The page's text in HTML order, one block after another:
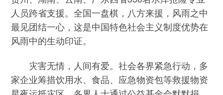
人员跨省支援。全国一盘棋，八方来援，风雨之中
最见团结一心，这是中国特色社会主义制度优势在
风雨中的生动印证。
灾害无情，人间有爱。社会各界紧急行动，多
家企业筹措饮用水、食品、应急物资包等救援物资